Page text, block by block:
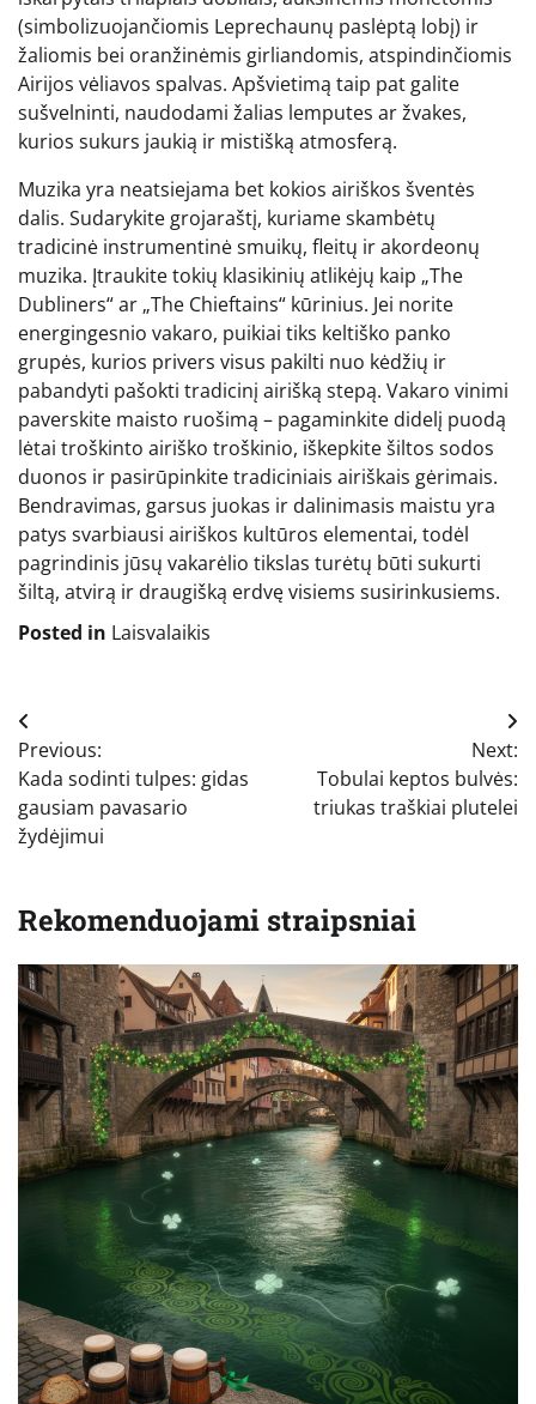
(simbolizuojančiomis Leprechaunų paslėptą lobį) ir
žaliomis bei oranžinėmis girliandomis, atspindinčiomis
Airijos vėliavos spalvas. Apšvietimą taip pat galite
sušvelninti, naudodami žalias lemputes ar žvakes,
kurios sukurs jaukią ir mistišką atmosferą.
Muzika yra neatsiejama bet kokios airiškos šventės
dalis. Sudarykite grojaraštį, kuriame skambėtų
tradicinė instrumentinė smuikų, fleitų ir akordeonų
muzika. Įtraukite tokių klasikinių atlikėjų kaip „The
Dubliners“ ar „The Chieftains“ kūrinius. Jei norite
energingesnio vakaro, puikiai tiks keltiško panko
grupės, kurios privers visus pakilti nuo kėdžių ir
pabandyti pašokti tradicinį airišką stepą. Vakaro vinimi
paverskite maisto ruošimą – pagaminkite didelį puodą
lėtai troškinto airiško troškinio, iškepkite šiltos sodos
duonos ir pasirūpinkite tradiciniais airiškais gėrimais.
Bendravimas, garsus juokas ir dalinimasis maistu yra
patys svarbiausi airiškos kultūros elementai, todėl
pagrindinis jūsų vakarėlio tikslas turėtų būti sukurti
šiltą, atvirą ir draugišką erdvę visiems susirinkusiems.
Posted in Laisvalaikis
Navigacija
tarp
įrašų
Previous:
Kada sodinti tulpes: gidas
gausiam pavasario
žydėjimui
Next:
Tobulai keptos bulvės:
triukas traškiai plutelei
Rekomenduojami straipsniai